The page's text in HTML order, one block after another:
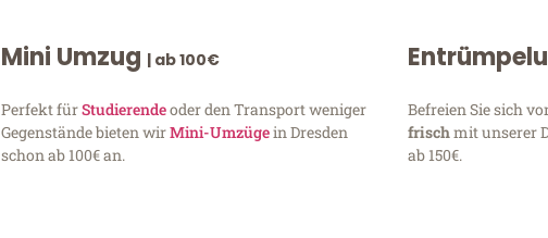
Mini Umzug | ab 100€
Perfekt fürStudierendeoder den Transport weniger
Gegenstände bieten wirMini-Umzügein Dresden
schon ab 100€ an.
Befreien Sie sich
frischmit unserer
ab 150€.